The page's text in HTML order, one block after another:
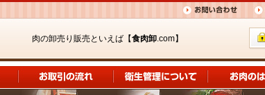
肉の卸売り販売といえば【食肉卸.com】